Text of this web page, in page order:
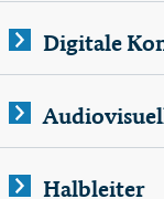
Digitale
Halbleiter